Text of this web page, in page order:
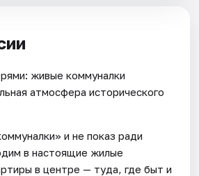
живые коммуналки
атмосфера исторического
и не показ ради
в настоящие жилые
в центре — туда, где быт и